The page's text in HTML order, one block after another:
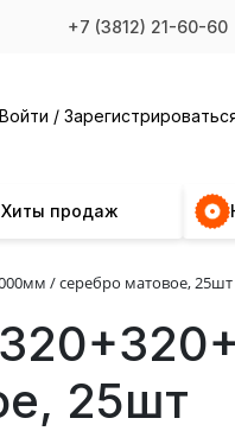
+7 (3812) 21-60-60
Войти /
Хиты продаж
/ серебро матовое, 25шт
25шт